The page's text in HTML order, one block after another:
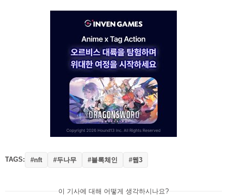
TAGS: #nft #두나무 #블록체인 #웹3
이 기사에 대해 어떻게 생각하시나요?